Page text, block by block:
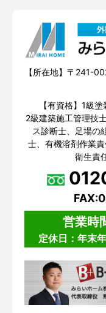
【所在地】〒241-
【有資格】1級
2級建築施工管理技
ス診断士、足場の
士、有機溶剤作業
衛生責
営業
定休日：年末